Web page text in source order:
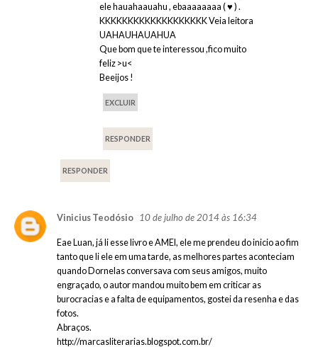
ele hauahaauahu , ebaaaaaaaa ( ♥ ) .
KKKKKKKKKKKKKKKKKKK Veia leitora
UAHAUHAUAHUA
Que bom que te interessou ,fico muito
feliz >u<
Beeijos !
EXCLUIR
RESPONDER
RESPONDER
Vinicius Teodósio 10 de julho de 2014 às 16:34
Eae Luan, já li esse livro e AMEI, ele me prendeu do inicio ao fim
tanto que li ele em uma tarde, as melhores partes aconteciam
quando Dornelas conversava com seus amigos, muito
engraçado, o autor mandou muito bem em criticar as
burocracias e a falta de equipamentos, gostei da resenha e das
fotos.
Abraços.
http://marcasliterarias.blogspot.com.br/